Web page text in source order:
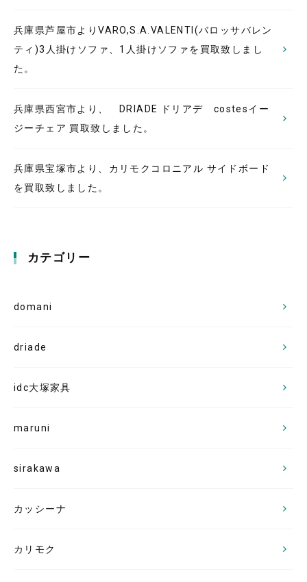
兵庫県芦屋市よりVARO,S.A.VALENTI(バロッサバレン
ティ)3人掛けソファ、1人掛けソファを買取致しまし
た。
兵庫県西宮市より、 DRIADE ドリアデ costesイー
ジーチェア 買取致しました。
兵庫県宝塚市より、カリモクコロニアル サイドボード
を買取致しました。
カテゴリー
domani
driade
idc大塚家具
maruni
sirakawa
カッシーナ
カリモク